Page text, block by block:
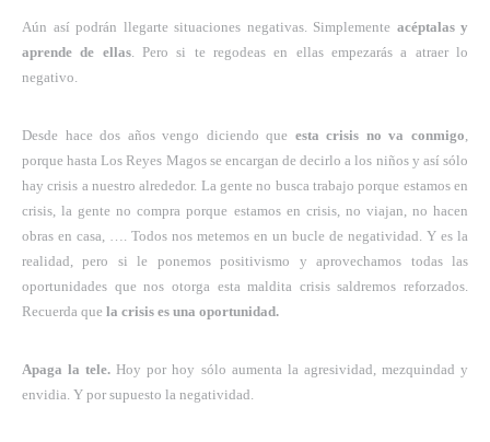
Aún así podrán llegarte situaciones negativas. Simplemente acéptalas y
aprende de ellas. Pero si te regodeas en ellas empezarás a atraer lo
negativo.
Desde hace dos años vengo diciendo que esta crisis no va conmigo
porque hasta Los Reyes Magos se encargan de decirlo a los niños y así sólo
hay crisis a nuestro alrededor. La gente no busca trabajo porque estamos en
crisis, la gente no compra porque estamos en crisis, no viajan, no hacen
obras en casa, …. Todos nos metemos en un bucle de negatividad. Y es la
realidad, pero si le ponemos positivismo y aprovechamos todas las
oportunidades que nos otorga esta maldita crisis saldremos reforzados.
Recuerda que la crisis es una oportunidad.
Apaga la tele. Hoy por hoy sólo aumenta la agresividad, mezquindad y
envidia. Y por supuesto la negatividad.